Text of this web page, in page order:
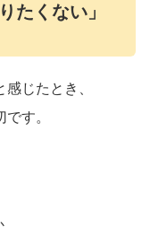
たくない」
じたとき、
す。